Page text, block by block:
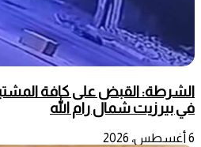
الشرطة: القبض على كافة
في بيرزيت شمال رام الله
6 أغسطس، 2026